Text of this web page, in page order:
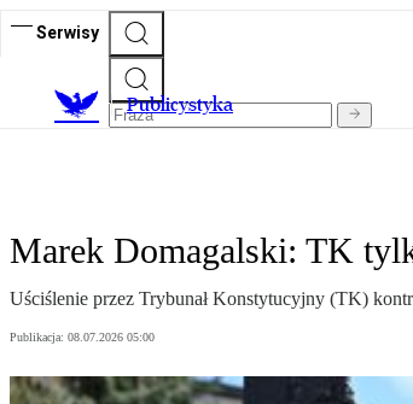
Serwisy
Publicystyka
Marek Domagalski: TK
Uściślenie przez Trybunał Konstytucyjny (TK)
Publikacja: 08.07.2026 05:00